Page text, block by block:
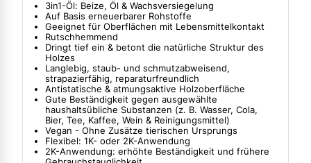
3in1-Öl: Beize, Öl & Wachsversiegelung
Auf Basis erneuerbarer Rohstoffe
Geeignet für Oberflächen mit Lebensmittelkontakt
Rutschhemmend
Dringt tief ein & betont die natürliche Struktur des
Holzes
Langlebig, staub- und schmutzabweisend,
strapazierfähig, reparaturfreundlich
Antistatische & atmungsaktive Holzoberfläche
Gute Beständigkeit gegen ausgewählte
haushaltsübliche Substanzen (z. B. Wasser, Cola,
Bier, Tee, Kaffee, Wein & Reinigungsmittel)
Vegan - Ohne Zusätze tierischen Ursprungs
Flexibel: 1K- oder 2K-Anwendung
2K-Anwendung: erhöhte Beständigkeit und frühere